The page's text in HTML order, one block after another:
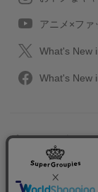
アニメ×ファ
What's New
What's New
プライバシーポリシー
特定取引に関する法律
会社情報/採用情報